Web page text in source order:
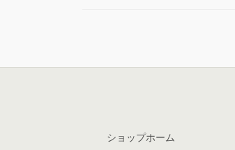
ショップホーム